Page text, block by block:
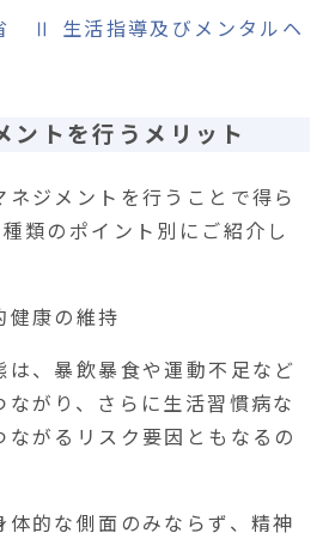
Ⅱ 生活指導及びメンタルヘ
ントを行うメリット
ネジメントを行うことで得ら
種類のポイント別にご紹介し
康の維持
は、暴飲暴食や運動不足など
ながり、さらに生活習慣病な
ながるリスク要因ともなるの
体的な側面のみならず、精神